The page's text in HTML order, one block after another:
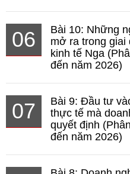
06
Bài 10: Những
mở ra trong giai
kinh tế Nga
đến năm 2026)
07
Bài 9: Đầu tư
thực tế mà
quyết định
đến năm 2026)